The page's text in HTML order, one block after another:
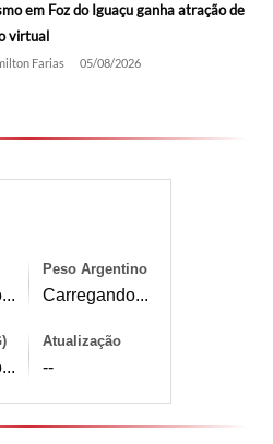
em Foz do Iguaçu ganha atração de
virtual
Farias 05/08/2026
Peso Argentino
Carregando...
Atualização
--